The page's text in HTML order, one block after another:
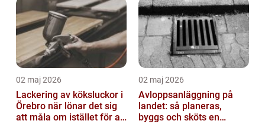
02 maj 2026
Lackering av köksluckor i
Örebro när lönar det sig
att måla om istället för att
02 maj 2026
Avloppsanläggning på
landet: så planeras,
byggs och sköts en